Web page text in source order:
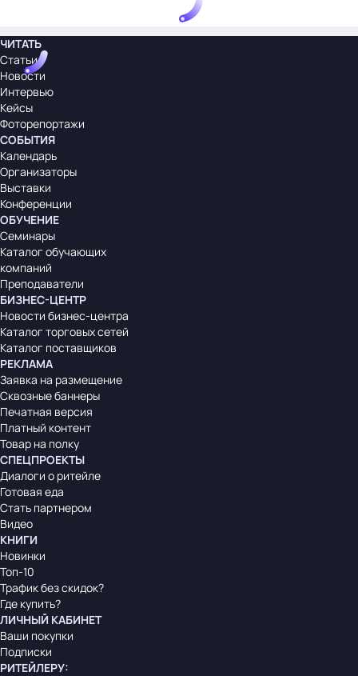
ЧИТАТЬ
Статьи
Новости
Интервью
Кейсы
Фоторепортажи
СОБЫТИЯ
Календарь
Организаторы
Выставки
Конференции
ОБУЧЕНИЕ
Семинары
Каталог обучающих
компаний
Преподаватели
БИЗНЕС-ЦЕНТР
Новости бизнес-центра
Каталог торговых сетей
Каталог поставщиков
РЕКЛАМА
Заявка на размещение
Сквозные баннеры
Печатная версия
Платный контент
Товар на полку
СПЕЦПРОЕКТЫ
Диалоги о ритейле
Готовая еда
Стать партнером
Видео
КНИГИ
Новинки
Топ-10
Трафик без скидок?
Где купить?
ЛИЧНЫЙ КАБИНЕТ
Ваши покупки
Подписки
РИТЕЙЛЕРУ: